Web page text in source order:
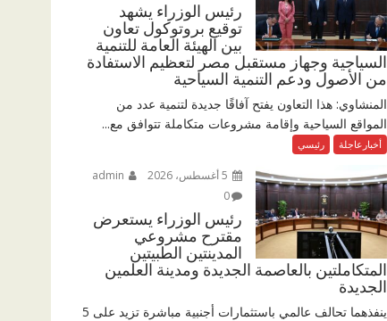
رئيس الوزراء يشهد
توقيع بروتوكول تعاون
بين الهيئة العامة للتنمية
السياحية وجهاز مستقبل مصر لتعظيم الاستفادة
من الأصول ودعم التنمية السياحية
المنشاوي: هذا التعاون يفتح آفاقًا جديدة لتنمية عدد من
المواقع السياحية وإقامة مشروعات متكاملة تتوافق مع...
أخبارعاجلة رئيسي
0
رئيس الوزراء يستعرض
مقترح مشروعي
المدينتين الطبيتين
المتكاملتين بالعاصمة الجديدة ومدينة العلمين
الجديدة
ينفذهما تحالف عالمي باستثمارات أجنبية مباشرة تزيد على 5